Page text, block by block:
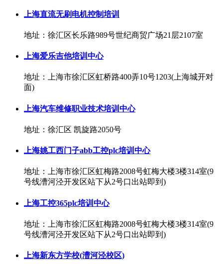
上海直流无刷电机控制培训
地址：徐汇区长乐路989号世纪商贸广场21层2107室
上海爱乐吉他培训中心
地址：上海市徐汇区虹桥路400弄10号1203(上海城开对
面)
上海汽车维修职业技术培训中心
地址：徐汇区 凯旋路2050号
上海姚工西门子abb工控plc培训中心
地址：上海市徐汇区虹梅路2008号虹梅大楼3楼314室(9
号线漕河泾开发区站下从2号口出站即到)
上海工控365plc培训中心
地址：上海市徐汇区虹梅路2008号虹梅大楼3楼314室(9
号线漕河泾开发区站下从2号口出站即到)
上海新东方学校(漕河泾校区)